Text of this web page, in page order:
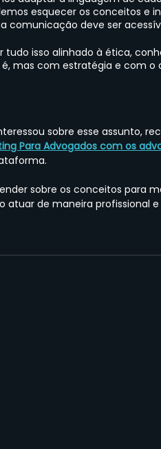
esquecer os conceitos e
comunicação deve ser
tudo isso alinhado à ética,
mas com estratégia e com o
sobre esse assunto,
Para Advogados com os
sobre os conceitos para
atuar de maneira profissional